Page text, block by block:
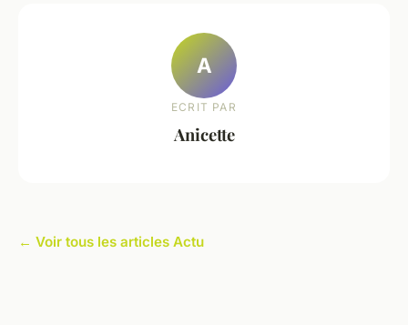
A
ECRIT PAR
Anicette
← Voir tous les articles Actu